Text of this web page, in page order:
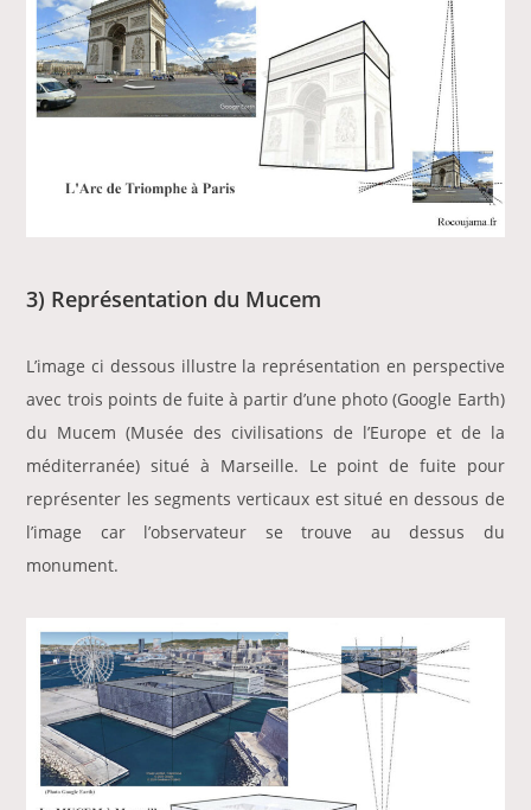
3) Représentation du Mucem
L’image ci dessous illustre la représentation en perspective
avec trois points de fuite à partir d’une photo (Google Earth)
du Mucem (Musée des civilisations de l’Europe et de la
méditerranée) situé à Marseille. Le point de fuite pour
représenter les segments verticaux est situé en dessous de
l’image car l’observateur se trouve au dessus du
monument.